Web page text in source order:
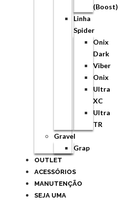
(Boost)
Linha
Spider
Onix
Dark
Viber
Onix
Ultra
XC
Ultra
TR
Gravel
Grap
OUTLET
ACESSÓRIOS
MANUTENÇÃO
SEJA UMA